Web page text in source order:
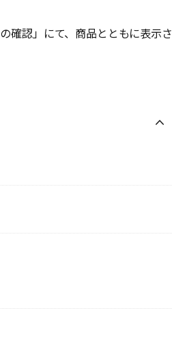
確認」にて、商品とともに表示さ